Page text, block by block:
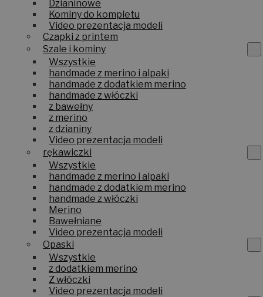
Dzianinowe
Kominy do kompletu
Video prezentacja modeli
Czapki z printem
Szale i kominy
Wszystkie
handmade z merino i alpaki
handmade z dodatkiem merino
handmade z włóczki
z bawełny
z merino
z dzianiny
Video prezentacja modeli
rękawiczki
Wszystkie
handmade z merino i alpaki
handmade z dodatkiem merino
handmade z włóczki
Merino
Bawełniane
Video prezentacja modeli
Opaski
Wszystkie
z dodatkiem merino
Z włóczki
Video prezentacja modeli